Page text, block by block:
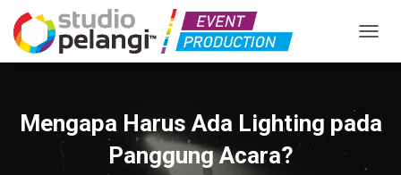
Mengapa Harus Ada Lighting pada
Panggung Acara?